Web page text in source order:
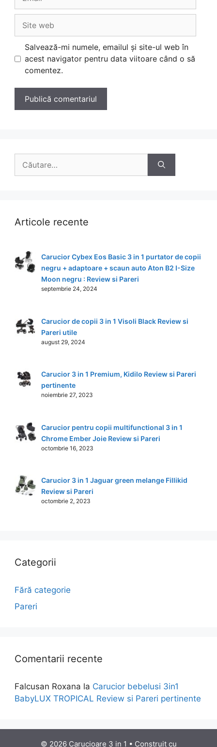
web
Salvează-mi numele, emailul și site-ul web în
acest navigator pentru data viitoare când o să
comentez.
Articole recente
Carucior Cybex Eos Basic 3 in 1 purtator de copii
negru + adaptoare + scaun auto Aton B2 I-Size
Moon negru : Review si Pareri
septembrie 24, 2024
Carucior de copii 3 in 1 Visoli Black Review si
Pareri utile
august 29, 2024
Carucior 3 in 1 Premium, Kidilo Review si Pareri
pertinente
noiembrie 27, 2023
Carucior pentru copii multifunctional 3 in 1
Chrome Ember Joie Review si Pareri
octombrie 16, 2023
Carucior 3 in 1 Jaguar green melange Fillikid
Review si Pareri
octombrie 2, 2023
Categorii
Fără categorie
Pareri
Comentarii recente
Falcusan Roxana la Carucior bebelusi 3in1
BabyLUX TROPICAL Review si Pareri pertinente
© 2026 Carucioare 3 in 1 • Construit cu